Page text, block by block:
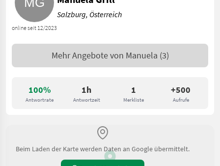
100%
Antwortrate
1h
Antwortzeit
1
Merkliste
+500
Aufrufe
online seit 12/2023
Salzburg, Österreich
Mehr Angebote von Manuela (3)
Beim Laden der Karte werden Daten an Google übermittelt.